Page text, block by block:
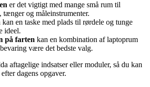
er det vigtigt med mange små rum til
tænger og måleinstrumenter.
kan en taske med plads til rørdele og tunge
ideel.
på farten kan en kombination af laptoprum
være det bedste valg.
aftagelige indsatser eller moduler, så du kan
dagens opgaver.